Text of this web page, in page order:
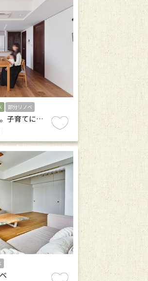
部分リノベ
子育てに…